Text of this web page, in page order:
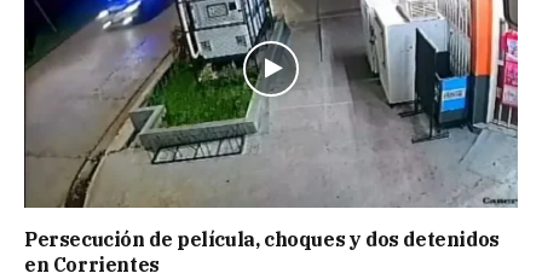
Persecución de película, choques y dos detenidos
en Corrientes